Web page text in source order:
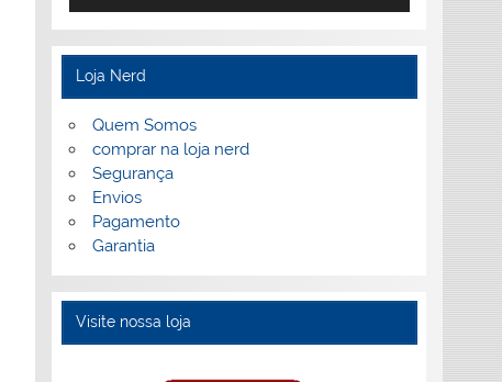
Loja Nerd
Quem Somos
comprar na loja nerd
Segurança
Envios
Pagamento
Garantia
Visite nossa loja